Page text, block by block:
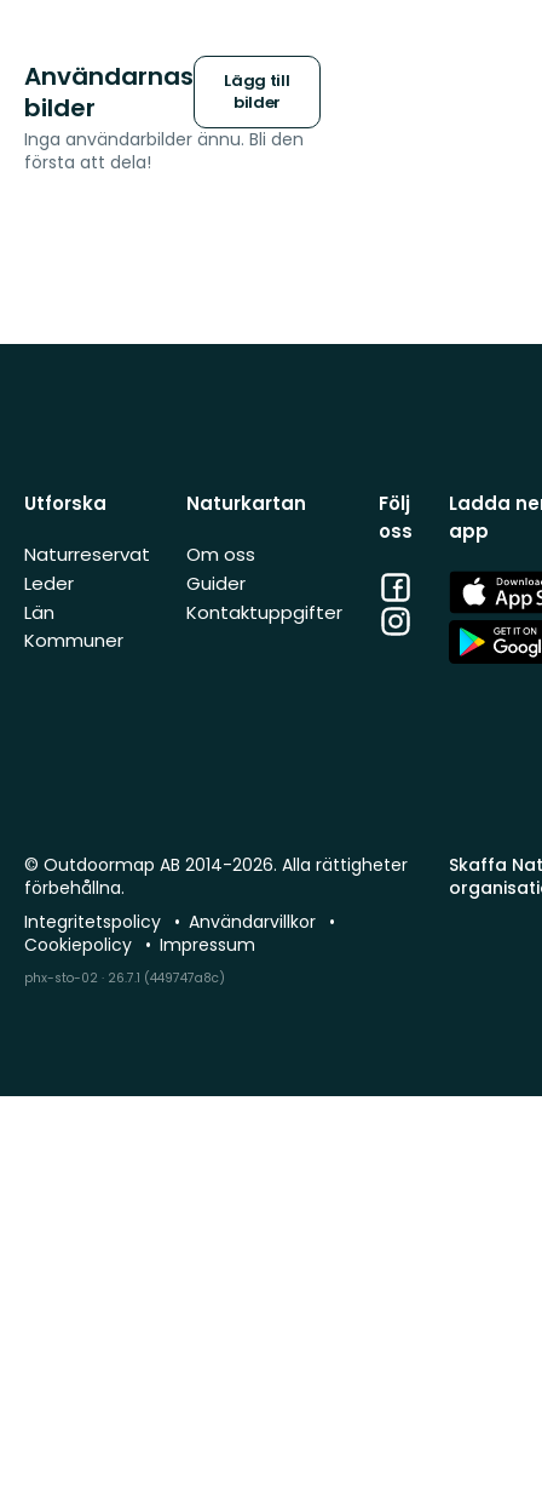
Användarnas
bilder
Lägg till
bilder
Inga användarbilder ännu. Bli den
första att dela!
Utforska
Naturreservat
Leder
Län
Kommuner
Naturkartan
Om oss
Guider
Kontaktuppgifter
Följ
oss
Facebook
Instagram
Ladda
app
App
Store
App
Store
Skaffa
© Outdoormap AB 2014-2026. Alla rättigheter
förbehållna.
Integritetspolicy
Användarvillkor
Cookiepolicy
Impressum
phx-sto-02 · 26.7.1 (449747a8c)